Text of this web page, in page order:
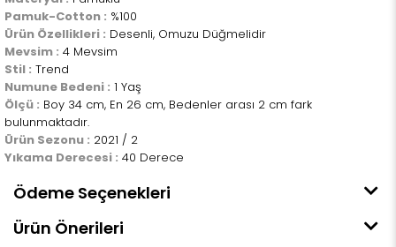
Pamuk-Cotton : %100
Ürün Özellikleri : Desenli, Omuzu Düğmelidir
Mevsim : 4 Mevsim
Stil : Trend
Numune Bedeni : 1 Yaş
Ölçü : Boy 34 cm, En 26 cm, Bedenler arası 2 cm fark
bulunmaktadır.
Ürün Sezonu : 2021 / 2
Yıkama Derecesi : 40 Derece
Ödeme Seçenekleri
Ürün Önerileri